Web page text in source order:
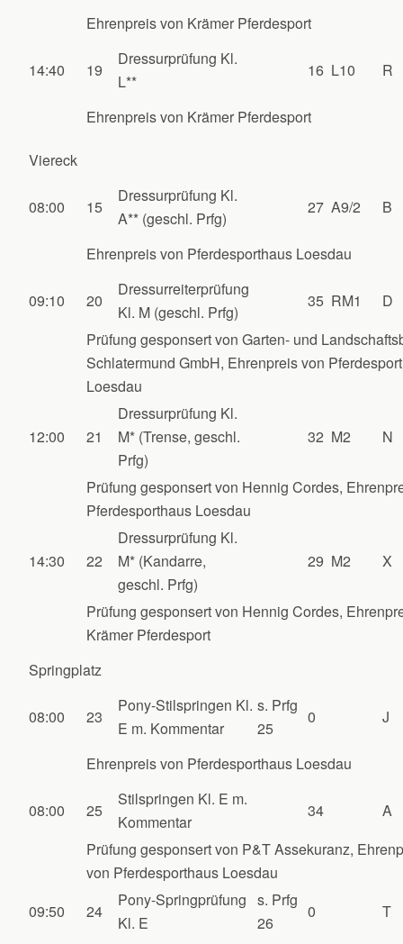
Ehrenpreis von Krämer Pferdesport
14:40 19
Dressurprüfung Kl.
L**
16 L10 R
Ehrenpreis von Krämer Pferdesport
Viereck
08:00 15
Dressurprüfung Kl.
A** (geschl. Prfg)
27 A9/2 B
Ehrenpreis von Pferdesporthaus Loesdau
09:10 20
Dressurreiterprüfung
Kl. M (geschl. Prfg)
35 RM1
D
Prüfung gesponsert von Garten- und
Schlatermund GmbH, Ehrenpreis von
Loesdau
12:00 21
Dressurprüfung Kl.
M* (Trense, geschl.
Prfg)
32 M2 N
Prüfung gesponsert von Hennig Cordes,
Pferdesporthaus Loesdau
14:30 22
Dressurprüfung Kl.
M* (Kandarre,
geschl. Prfg)
29 M2 X
Prüfung gesponsert von Hennig Cordes,
Krämer Pferdesport
Springplatz
08:00 23
Pony-Stilspringen Kl.
E m. Kommentar
s. Prfg
25
0 J
Ehrenpreis von Pferdesporthaus Loesdau
08:00 25
Stilspringen Kl. E m.
Kommentar
34
A
Prüfung gesponsert von P&T Assekuranz,
von Pferdesporthaus Loesdau
09:50
24
Pony-Springprüfung
Kl. E
s. Prfg
26
0 T